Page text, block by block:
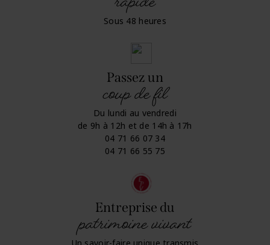
Sous 48 heures
Passez un
coup de fil
Du lundi au vendredi
de 9h à 12h et de 14h à 17h
04 71 66 07 34
04 71 66 55 75
Entreprise du
patrimoine vivant